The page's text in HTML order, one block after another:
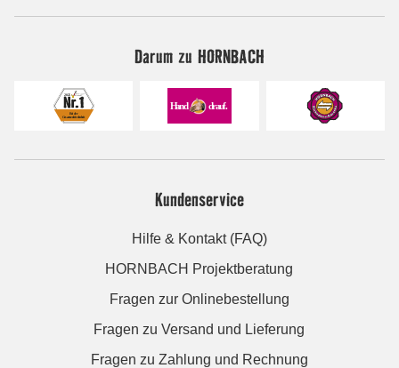
Darum zu HORNBACH
Kundenservice
Hilfe & Kontakt (FAQ)
HORNBACH Projektberatung
Fragen zur Onlinebestellung
Fragen zu Versand und Lieferung
Fragen zu Zahlung und Rechnung